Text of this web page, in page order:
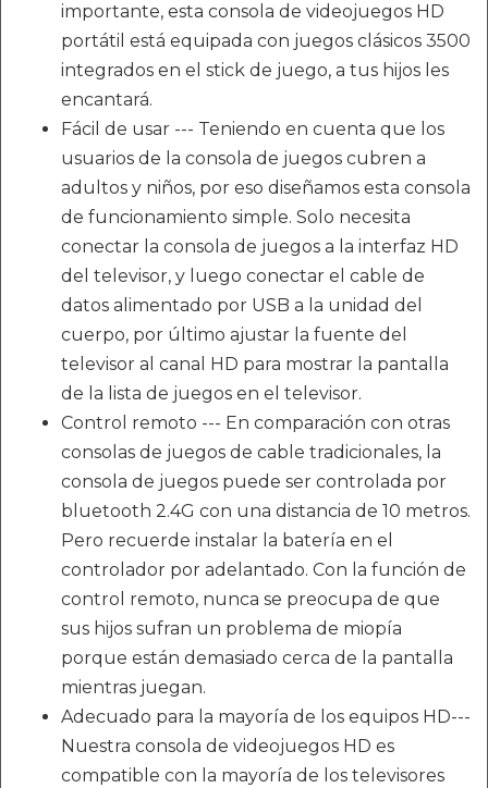
importante, esta consola de videojuegos HD
portátil está equipada con juegos clásicos 3500
integrados en el stick de juego, a tus hijos les
encantará.
Fácil de usar --- Teniendo en cuenta que los
usuarios de la consola de juegos cubren a
adultos y niños, por eso diseñamos esta consola
de funcionamiento simple. Solo necesita
conectar la consola de juegos a la interfaz HD
del televisor, y luego conectar el cable de
datos alimentado por USB a la unidad del
cuerpo, por último ajustar la fuente del
televisor al canal HD para mostrar la pantalla
de la lista de juegos en el televisor.
Control remoto --- En comparación con otras
consolas de juegos de cable tradicionales, la
consola de juegos puede ser controlada por
bluetooth 2.4G con una distancia de 10 metros.
Pero recuerde instalar la batería en el
controlador por adelantado. Con la función de
control remoto, nunca se preocupa de que
sus hijos sufran un problema de miopía
porque están demasiado cerca de la pantalla
mientras juegan.
Adecuado para la mayoría de los equipos HD---
Nuestra consola de videojuegos HD es
compatible con la mayoría de los televisores